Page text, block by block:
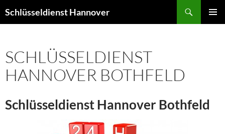
Inhalt
Schlüsseldienst Hannover
SCHLÜSSELDIENST
HANNOVER BOTHFELD
Schlüsseldienst Hannover Bothfeld